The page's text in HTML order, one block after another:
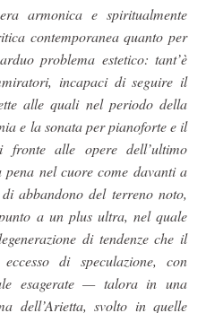
armonica e spiritualmente
contemporanea quanto per
problema estetico: tant’è
incapaci di seguire il
alle quali nel periodo della
e la sonata per pianoforte e il
fronte alle opere dell’ultimo
nel cuore come davanti a
abbandono del terreno noto,
a un plus ultra, nel quale
di tendenze che il
di speculazione, con
esagerate — talora in una
dell’Arietta, svolto in quelle